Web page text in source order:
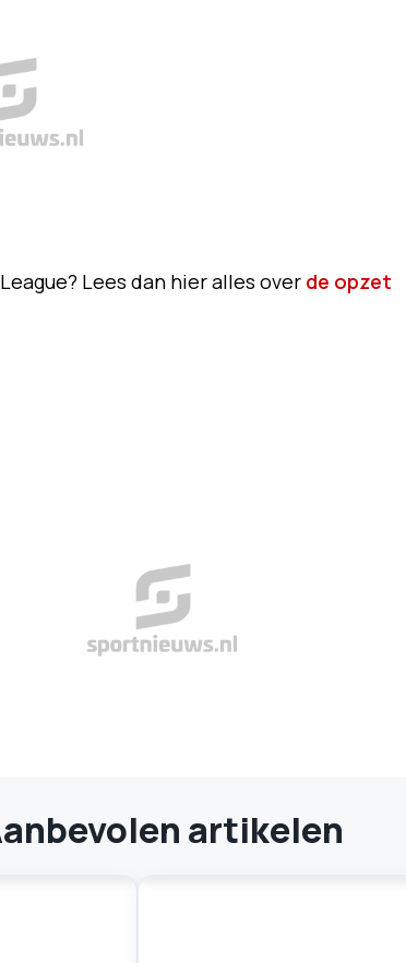
Lees dan hier alles over de opzet
artikelen